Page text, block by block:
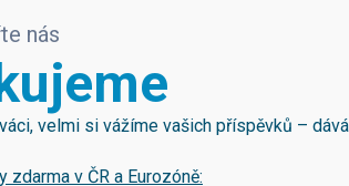
nás
velmi si vážíme vašich příspěvků –
zdarma v ČR a Eurozóně: